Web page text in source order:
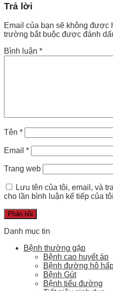
Trả lời
Email của bạn sẽ không được
trường bắt buộc được đánh
Bình luận *
Tên *
Email *
Trang web
Lưu tên của tôi, email, và
cho lần bình luận kế tiếp của
Danh mục tin
Bệnh thường gặp
Bệnh cao huyết áp
Bệnh đường hô
Bệnh Gút
Bệnh tiểu đường